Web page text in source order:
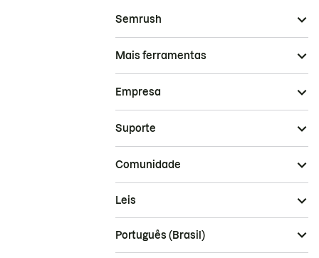
Semrush
Mais ferramentas
Empresa
Suporte
Comunidade
Leis
Português (Brasil)